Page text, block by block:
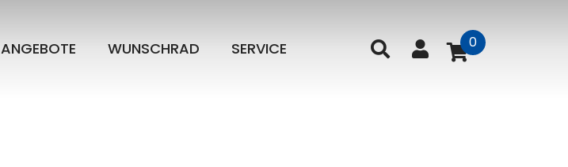
ANGEBOTE WUNSCHRAD SERVICE 0